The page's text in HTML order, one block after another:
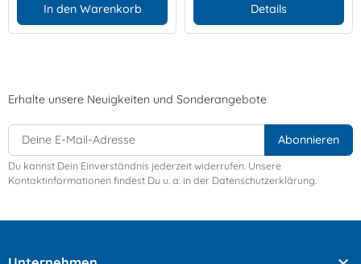
In den Warenkorb Details
Erhalte unsere Neuigkeiten und Sonderangebote
Du kannst Dein Einverständnis jederzeit widerrufen. Unsere
Kontaktinformationen findest Du u. a. in der Datenschutzerklärung.